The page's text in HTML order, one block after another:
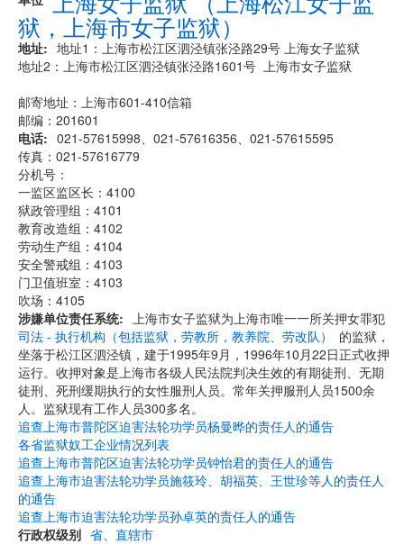
狱，上海市女子监狱）
地址
地址1：上海市松江区泗泾镇张泾路29号 上海女子监狱
地址2：上海市松江区泗泾镇张泾路1601号 上海市女子监狱
邮寄地址：上海市601-410信箱
邮编：201601
电话
021-57615998、021-57616356、021-57615595
传真：021-57616779
分机号：
一监区监区长：4100
狱政管理组：4101
教育改造组：4102
劳动生产组：4104
安全警戒组：4103
门卫值班室：4103
吹场：4105
涉嫌单位责任系统
司法 - 执行机构（包括监狱，劳教所，教养院、劳改队）
上海市女子监狱为上海市唯一一所关押女罪犯
的监狱，
坐落于松江区泗泾镇，建于1995年9月，1996年10月22日正式收押
运行。收押对象是上海市各级人民法院判决生效的有期徒刑、无期
徒刑、死刑缓期执行的女性服刑人员。常年关押服刑人员1500余
人。监狱现有工作人员300多名。
追查上海市普陀区迫害法轮功学员杨曼晔的责任人的通告
各省监狱奴工企业情况列表
追查上海市普陀区迫害法轮功学员钟怡君的责任人的通告
追查上海市迫害法轮功学员施筱玲、胡福英、王世珍等人的责任人
的通告
追查上海市迫害法轮功学员孙卓英的责任人的通告
行政权级别 省、直辖市